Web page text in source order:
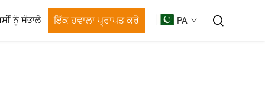
ਨੂੰ ਸੰਭਾਲੋ ਇੱਕ ਹਵਾਲਾ ਪ੍ਰਾਪਤ ਕਰੋ PA